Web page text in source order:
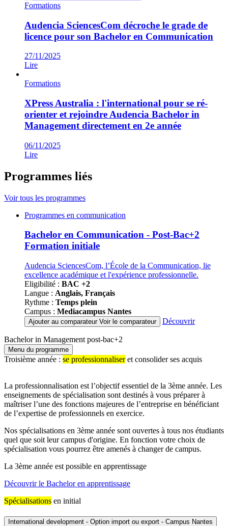
Formations
Audencia SciencesCom décroche le grade de
licence pour son Bachelor en Communication
27/11/2025
Lire
Formations
XPress Australia : l'international pour se ré-
orienter et rejoindre Audencia Bachelor in
Management directement en 2e année
06/11/2025
Lire
Programmes liés
Voir tous les programmes
Famille
programmes
Programmes en communication
Bachelor en Communication - Post-Bac+2
Formation initiale
Audencia SciencesCom, l’École de la Communication, lie
excellence académique et l'expérience professionnelle.
Eligibilité : BAC +2
Langue : Anglais, Français
Rythme : Temps plein
Campus : Mediacampus Nantes
Ajouter au comparateur Voir le comparateur Découvrir
Bachelor in Management post-bac+2
Menu du programme
Troisième année : se professionnaliseret consolider ses acquis
La professionnalisation est l’objectif essentiel de la 3ème année. Les
enseignements de spécialisation sont destinés à vous préparer à
maîtriser l’une des fonctions majeures de l’entreprise en bénéficiant
de l’expertise de professionnels en exercice.
Nos spécialisations en 3ème année sont ouvertes à tous nos étudiants
quel que soit leur campus d'origine. En fonction votre choix de
spécialisation vous pourrez être amenés à changer de campus.
La 3ème année est possible en apprentissage
Découvrir le Bachelor en apprentissage
Spécialisations en initial
International development - Option import ou export - Campus Nantes